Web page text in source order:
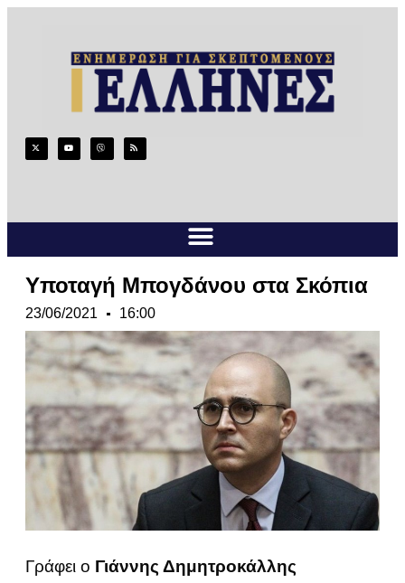
Υποταγή Μπογδάνου στα Σκόπια
23/06/2021 16:00
Γράφει ο Γιάννης Δημητροκάλλης